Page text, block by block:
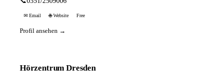
✉ Email 🌐 Website Free
Profil ansehen →
Hörzentrum Dresden